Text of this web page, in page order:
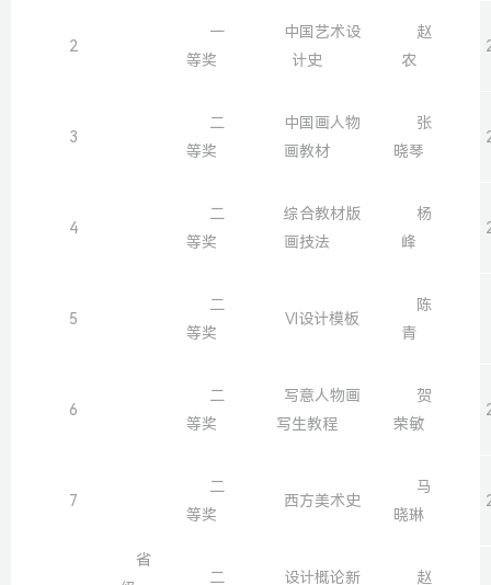
省
2
一
等奖
中国艺术设
计史
赵
农
3
二
等奖
中国画人物
画教材
张
晓琴
4
二
等奖
综合教材版
画技法
杨
峰
5
二
等奖
VI设计模板
陈
青
6
二
等奖
写意人物画
写生教程
贺
荣敏
7
二
等奖
西方美术史
马
晓琳
二
设计概论新
赵